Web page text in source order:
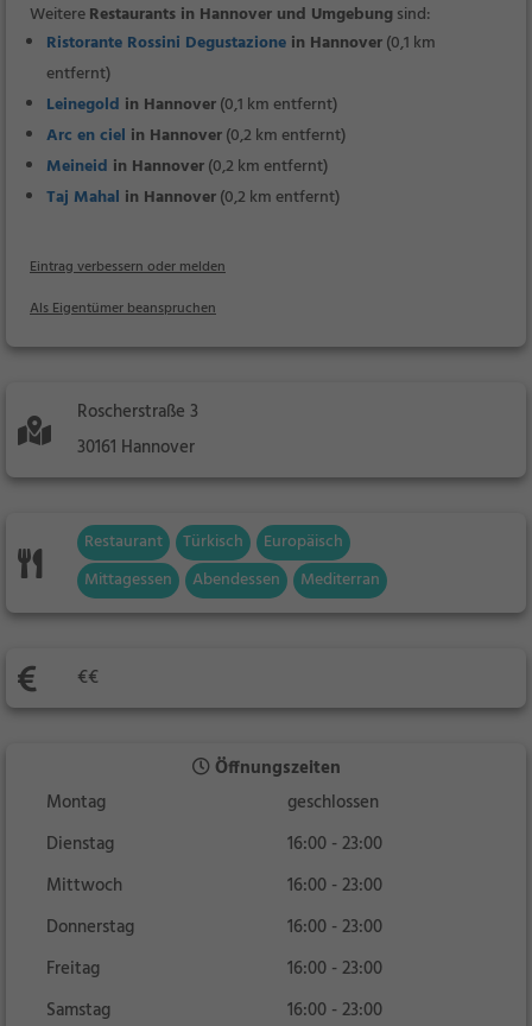
WeitereRestaurants in Hannover und Umgebungsind:
Ristorante Rossini Degustazione in Hannover(0,1 km
entfernt)
Leinegold in Hannover(0,1 km entfernt)
Arc en ciel in Hannover(0,2 km entfernt)
Meineid in Hannover(0,2 km entfernt)
Taj Mahal in Hannover(0,2 km entfernt)
Eintrag verbessern oder melden
Als Eigentümer beanspruchen
Roscherstraße 3
30161 Hannover
Restaurant Türkisch
Europäisch
Mittagessen
Abendessen Mediterran
€€
Öffnungszeiten
Montag
geschlossen
Dienstag
16:00 - 23:00
Mittwoch
16:00 - 23:00
Donnerstag
16:00 - 23:00
Freitag
16:00 - 23:00
Samstag
16:00 - 23:00